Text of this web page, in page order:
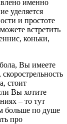
именно
уделяется
и простоте
встретить
коньки,
Вы имеете
стоит
Вы хотите
– то тут
больше по душе
про